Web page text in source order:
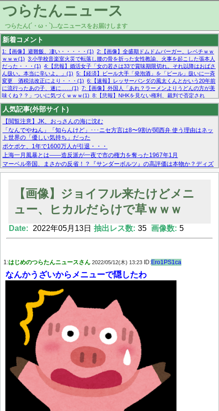
つらたんニュース
つらたん(´・ω・`)...なニュースをお届けします
新着コメント
1:【画像】避難飯、凄い・・・・・(1) 2:【画像】全盛期ドムドムバーガー、レベチｗｗ
ｗｗｗ(1) 3:小学校音楽室火災で転落し腰の骨を折った女性教諭、火事を起こした張本人
だった・・・(1) 4:【悲報】婚活女子「女の若さは33で賞味期限切れ。それ以降はおばさ
ん扱い。本当に辛いよ。」(1) 5:【経済】ビール大手「発泡酒」を「ビール」扱いに一斉
変更 酒税法改正により・・・(1) 6:【速報】レッサーパンダの風太くんとかいう20年前
に流行ったあの子、遂に……(1) 7:【画像】外国人「あれ？ラーメンよりうどんの方が美
味くね？？」ついに気づくｗｗｗ(1) 8:【悲報】NHKを見ない権利、裁判で否定され
る・・・(1) 9:欧州委員長「原発縮小は間違いでした」(1) 10:【悲報】日本企業の人手不
足、限界突破 52%「正社員も足りてません…」(1)
人気記事(外部サイト)
【閲覧注意】JK、おっさんの海に沈む
「なんでやねん」「知らんけど」･･･ニセ方言は8〜9割が関西弁 使う理由はネッ
ト世界の「優しい気持ち」だった
ポケポケ、1年で1600万人が引退・・・
上海一月風暴とは——造反派が一夜で市の権力を奪った1967年1月
マーベル帝国、まさかの反省！？『サンダーボルツ』の高評価は本物か？ディズ
ニーCEOの「量より質」宣言の裏で渦巻くファンの本音とMCUの未来を徹底考
【モー娘。石田亜佑美】ファーストテイク出演も新規獲得ならず？北川莉央が1
【画像あり】FacebookとかTwitterで拾ったエロ画像貼ってくよ
【画像】ジョイフル来たけどメニ
ュー、ヒカルだらけで草ｗｗｗ
Date: 2022年05月13日 抽出レス数: 35 画像数: 5
1:はじめのつらたんニュースさん 2022/05/12(木) 13:23 ID:Ero1PS1ca
なんかうざいからメニューで隠したわ